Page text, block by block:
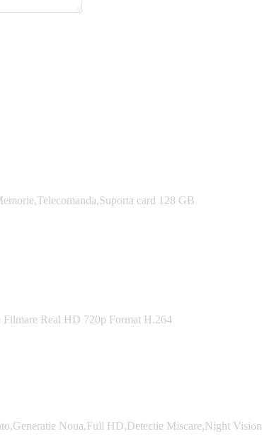
card 128 GB
Filmare Real HD 720p Format H.264
Noua,Full HD,Detectie Miscare,Night Vision